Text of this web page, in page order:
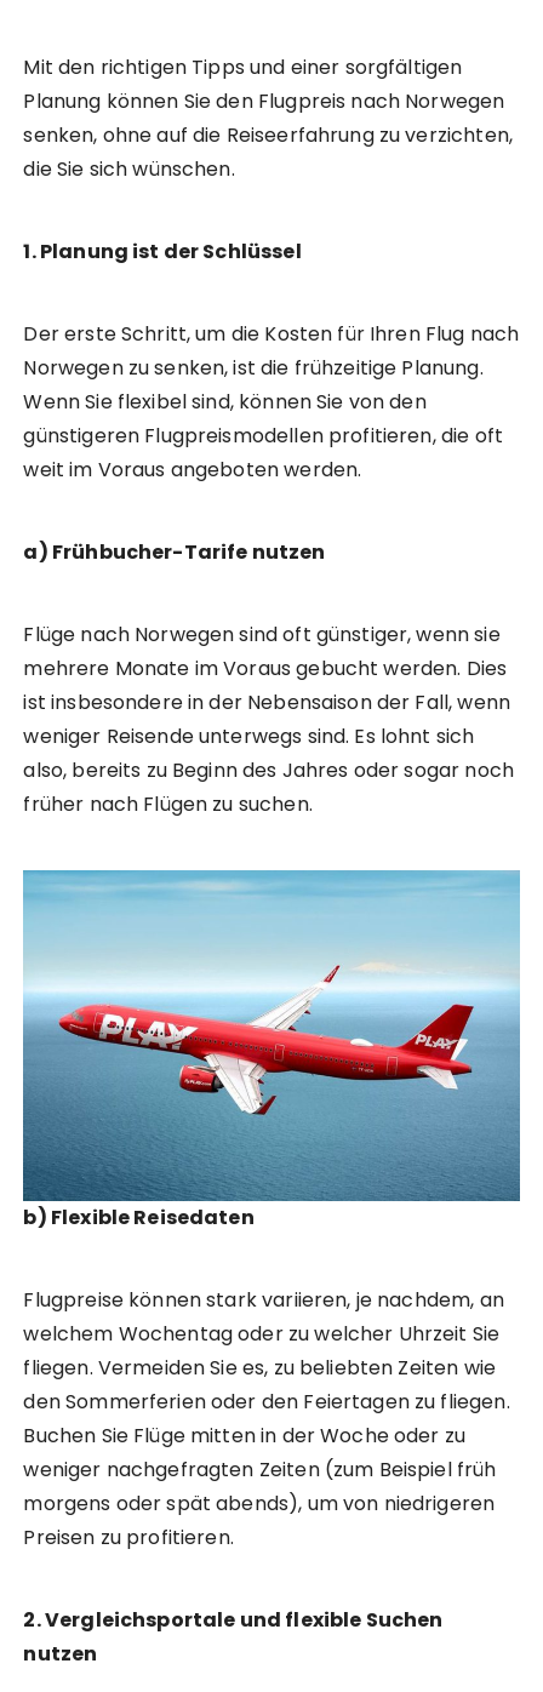
Mit den richtigen Tipps und einer sorgfältigen
Planung können Sie den Flugpreis nach Norwegen
senken, ohne auf die Reiseerfahrung zu verzichten,
die Sie sich wünschen.
1. Planung ist der Schlüssel
Der erste Schritt, um die Kosten für Ihren Flug nach
Norwegen zu senken, ist die frühzeitige Planung.
Wenn Sie flexibel sind, können Sie von den
günstigeren Flugpreismodellen profitieren, die oft
weit im Voraus angeboten werden.
a) Frühbucher-Tarife nutzen
Flüge nach Norwegen sind oft günstiger, wenn sie
mehrere Monate im Voraus gebucht werden. Dies
ist insbesondere in der Nebensaison der Fall, wenn
weniger Reisende unterwegs sind. Es lohnt sich
also, bereits zu Beginn des Jahres oder sogar noch
früher nach Flügen zu suchen.
b) Flexible Reisedaten
Flugpreise können stark variieren, je nachdem, an
welchem Wochentag oder zu welcher Uhrzeit Sie
fliegen. Vermeiden Sie es, zu beliebten Zeiten wie
den Sommerferien oder den Feiertagen zu fliegen.
Buchen Sie Flüge mitten in der Woche oder zu
weniger nachgefragten Zeiten (zum Beispiel früh
morgens oder spät abends), um von niedrigeren
Preisen zu profitieren.
2. Vergleichsportale und flexible Suchen
nutzen